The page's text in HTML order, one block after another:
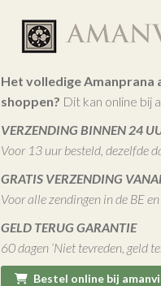
Het volledige Amanprana
shoppen? Dit kan online bij
VERZENDING BINNEN 24
Voor 13 uur besteld, dezelfde
GRATIS VERZENDING
Voor alle zendingen in de BE en
GELD TERUG GARANTIE
60 dagen ‘Niet tevreden, geld
Bestel online bij